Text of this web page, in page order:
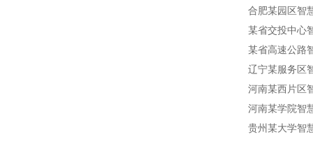
合肥某园区智
某省交投中心
某省高速公路
辽宁某服务区
河南某西片区
河南某学院智
贵州某大学智